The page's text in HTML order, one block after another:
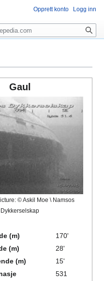
Gaul
© Askil Moe \ Namsos
Dykkerselskap
(m)
170'
(m)
28'
(m)
15'
531
Opprett konto Logg inn